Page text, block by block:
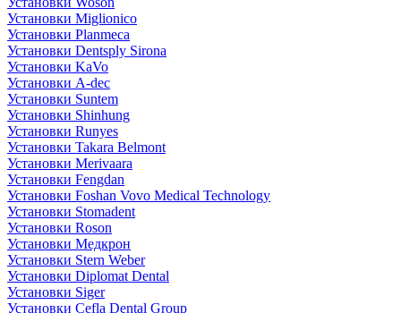
Установки Miglionico
Установки Planmeca
Установки Dentsply Sirona
Установки KaVo
Установки A-dec
Установки Suntem
Установки Shinhung
Установки Runyes
Установки Takara Belmont
Установки Merivaara
Установки Fengdan
Установки Foshan Vovo Medical Technology
Установки Stomadent
Установки Roson
Установки Медкрон
Установки Stern Weber
Установки Diplomat Dental
Установки Siger
Установки Cefla Dental Group